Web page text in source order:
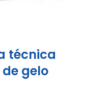
técnica
gelo